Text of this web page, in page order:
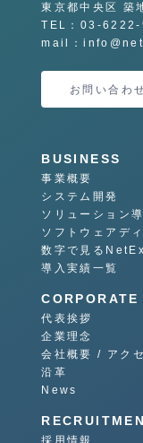
東京都中央区 築
TEL：03-
mail：
お問い合わ
BUSINESS
事業概要
システム開発
ソリューション
ソフトウェアデ
数字で見る
導入実績一覧
代表挨拶
企業理念
会社概要 / アク
沿革
News
採用情報